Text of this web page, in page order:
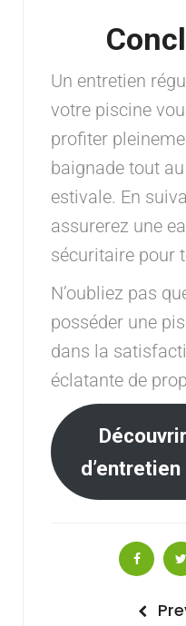
Un entretien
votre piscine
profiter
baignade tout
estivale. En
assurerez une
sécuritaire pour
N’oubliez pas
posséder une
dans la
éclatante de